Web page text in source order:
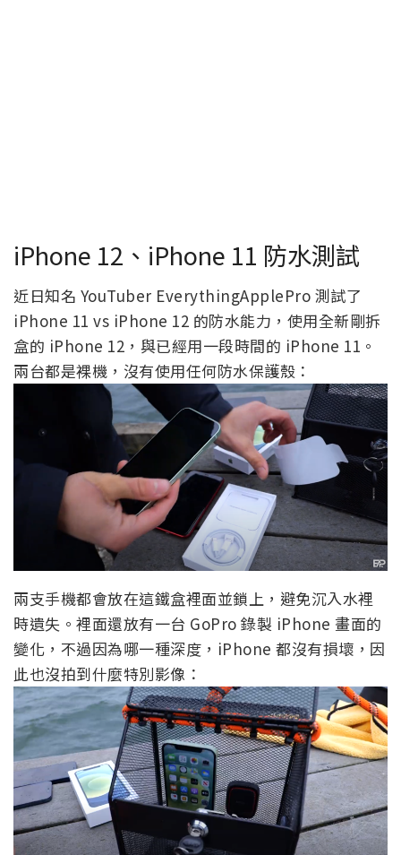
iPhone 12、iPhone 11 防水測試
近日知名 YouTuber EverythingApplePro 測試了
iPhone 11 vs iPhone 12 的防水能力，使用全新剛拆
盒的 iPhone 12，與已經用一段時間的 iPhone 11。
兩台都是裸機，沒有使用任何防水保護殼：
兩支手機都會放在這鐵盒裡面並鎖上，避免沉入水裡
時遺失。裡面還放有一台 GoPro 錄製 iPhone 畫面的
變化，不過因為哪一種深度，iPhone 都沒有損壞，因
此也沒拍到什麼特別影像：